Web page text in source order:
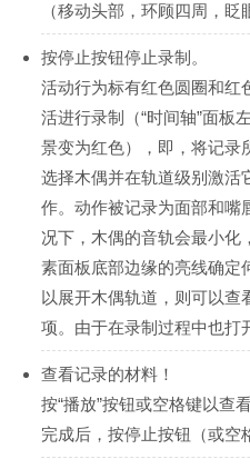
（移动头部，环顾四周，眨
按停止按钮停止录制。
活动行为标有红色圆圈和红
活进行录制（“时间轴”面板
景变为红色），即，将记录
选择木偶并在轨道级别激活
作。动作被记录为面部和嘴
况下，木偶的音轨会最小化
素面板底部边缘的亮线确定
以展开木偶轨道，则可以查
项。由于在录制过程中也打
查看记录的材料！
按“播放”按钮或空格键以查看
完成后，按停止按钮（或空